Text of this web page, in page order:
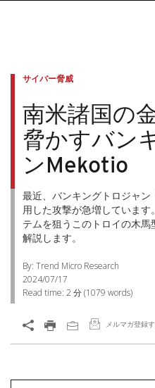
サイバー脅威
南米諸国の
脅かすバン
ンMekotio
最近、バンキングトロジャ
用した攻撃が急増していま
テムを狙うこのトロイの木
解説します。
By: Trend Micro Research
2024/07/17
Read time: 2 分(1079 words)
メルマガ登録